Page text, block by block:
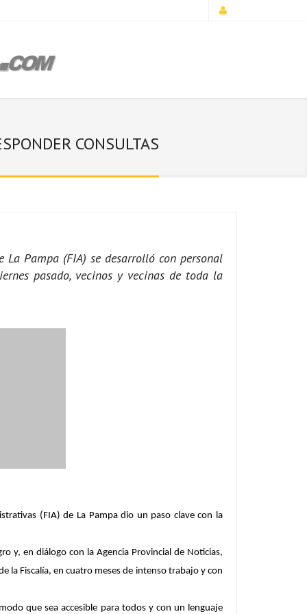
CONSULTAS
Pampa (FIA) se desarrolló con personal
pasado, vecinos y vecinas de toda la
(FIA) de La Pampa dio un paso clave con la
y, en diálogo con la Agencia Provincial de Noticias,
la Fiscalía, en cuatro meses de intenso trabajo y con
que sea accesible para todos y con un lenguaje